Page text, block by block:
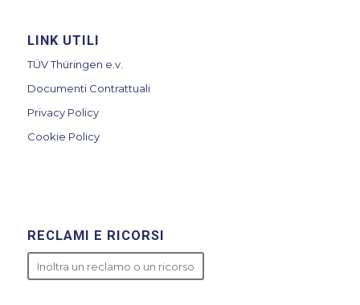
LINK UTILI
TÜV Thüringen e.v.
Documenti Contrattuali
Privacy Policy
Cookie Policy
RECLAMI E RICORSI
Inoltra un reclamo o un ricorso